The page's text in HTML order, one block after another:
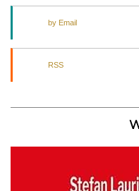
by Email
RSS